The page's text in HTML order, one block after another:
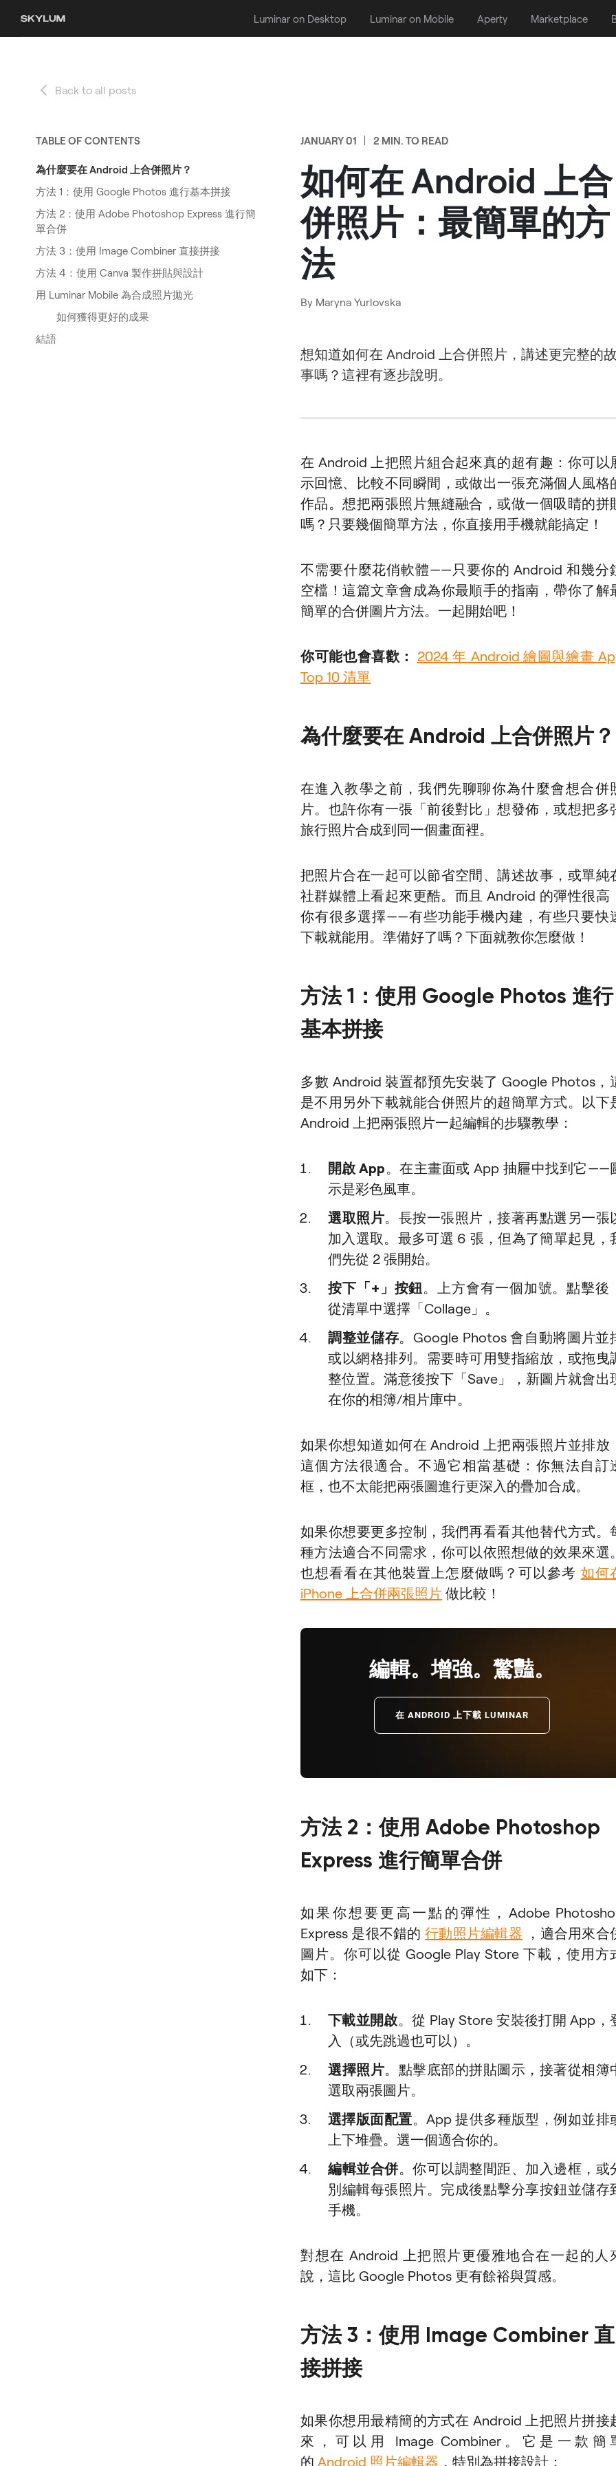
Luminar on Desktop Luminar on Mobile Aperty Marketplace
Back to all posts
TABLE OF CONTENTS
為什麼要在 Android 上合併照片？
方法 1：使用 Google Photos 進行基本拼接
方法 2：使用 Adobe Photoshop Express 進行簡
單合併
方法 3：使用 Image Combiner 直接拼接
方法 4：使用 Canva 製作拼貼與設計
用 Luminar Mobile 為合成照片拋光
如何獲得更好的成果
結語
JANUARY 01 2 MIN. TO READ
如何在 Android 上合
併照片：最簡單的方
法
By Maryna Yurlovska
想知道如何在 Android 上合併照片，講述更完整的
事嗎？這裡有逐步說明。
在 Android 上把照片組合起來真的超有趣：你可以
示回憶、比較不同瞬間，或做出一張充滿個人風格
作品。想把兩張照片無縫融合，或做一個吸睛的拼
嗎？只要幾個簡單方法，你直接用手機就能搞定！
不需要什麼花俏軟體——只要你的 Android 和幾分
空檔！這篇文章會成為你最順手的指南，帶你了解
簡單的合併圖片方法。一起開始吧！
你可能也會喜歡： 2024 年 Android 繪圖與繪畫
Top 10 清單
為什麼要在 Android 上合併照片？
在進入教學之前，我們先聊聊你為什麼會想合併
片。也許你有一張「前後對比」想發佈，或想把多
旅行照片合成到同一個畫面裡。
把照片合在一起可以節省空間、講述故事，或單純
社群媒體上看起來更酷。而且 Android 的彈性很高
你有很多選擇——有些功能手機內建，有些只要快
下載就能用。準備好了嗎？下面就教你怎麼做！
方法 1：使用 Google Photos 進行
基本拼接
多數 Android 裝置都預先安裝了 Google Photos，
是不用另外下載就能合併照片的超簡單方式。以下
Android 上把兩張照片一起編輯的步驟教學：
開啟 App。在主畫面或 App 抽屜中找到它——
示是彩色風車。
選取照片。長按一張照片，接著再點選另一張
加入選取。最多可選 6 張，但為了簡單起見，
們先從 2 張開始。
按下「+」按鈕。上方會有一個加號。點擊後
從清單中選擇「Collage」。
調整並儲存。Google Photos 會自動將圖片並
或以網格排列。需要時可用雙指縮放，或拖曳
整位置。滿意後按下「Save」，新圖片就會出
在你的相簿/相片庫中。
如果你想知道如何在 Android 上把兩張照片並排放
這個方法很適合。不過它相當基礎：你無法自訂
框，也不太能把兩張圖進行更深入的疊加合成。
如果你想要更多控制，我們再看看其他替代方式。
種方法適合不同需求，你可以依照想做的效果來選
也想看看在其他裝置上怎麼做嗎？可以參考 如何
iPhone 上合併兩張照片 做比較！
編輯。增強。驚豔。
在 ANDROID 上下載 LUMINAR
方法 2：使用 Adobe Photoshop
Express 進行簡單合併
如果你想要更高一點的彈性，Adobe
Express 是很不錯的 行動照片編輯器 ，適合用來合
圖片。你可以從 Google Play Store 下載，使用方
如下：
下載並開啟。從 Play Store 安裝後打開 App，
入（或先跳過也可以）。
選擇照片。點擊底部的拼貼圖示，接著從相簿
選取兩張圖片。
選擇版面配置。App 提供多種版型，例如並排
上下堆疊。選一個適合你的。
編輯並合併。你可以調整間距、加入邊框，或
別編輯每張照片。完成後點擊分享按鈕並儲存
手機。
對想在 Android 上把照片更優雅地合在一起的人
說，這比 Google Photos 更有餘裕與質感。
方法 3：使用 Image Combiner 直
接拼接
如果你想用最精簡的方式在 Android 上把照片拼接
來，可以用 Image Combiner。它是一款簡
的 Android 照片編輯器 ，特別為拼接設計：